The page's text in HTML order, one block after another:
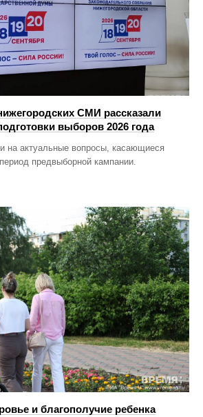
СМИ рассказали
выборов 2026 года
на актуальные вопросы, касающиеся
предвыборной кампании.
и благополучие ребенка